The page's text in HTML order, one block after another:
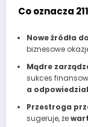
Co oznacza
Nowe źródła
biznesowe
Mądre
sukces
a
Przestroga
sugeruje, że